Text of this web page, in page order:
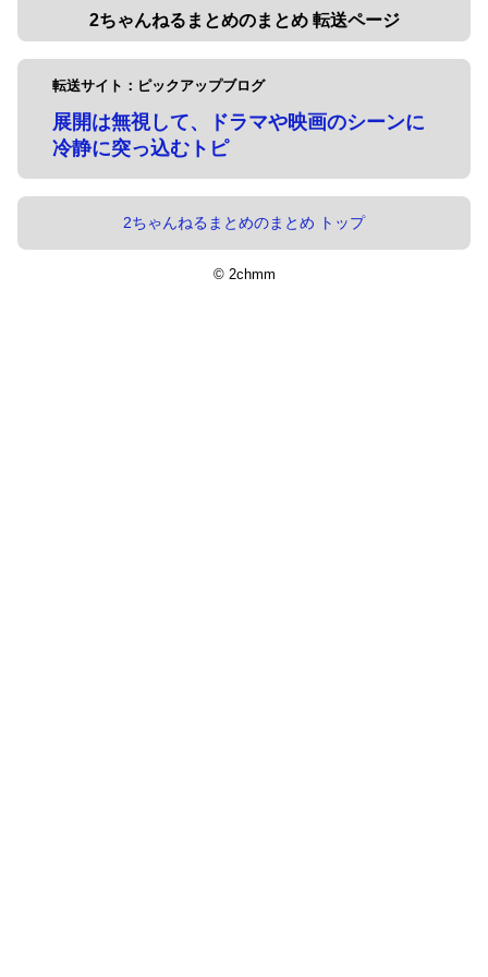
2ちゃんねるまとめのまとめ 転送ページ
転送サイト：ピックアップブログ
展開は無視して、ドラマや映画のシーンに
冷静に突っ込むトピ
2ちゃんねるまとめのまとめ トップ
© 2chmm